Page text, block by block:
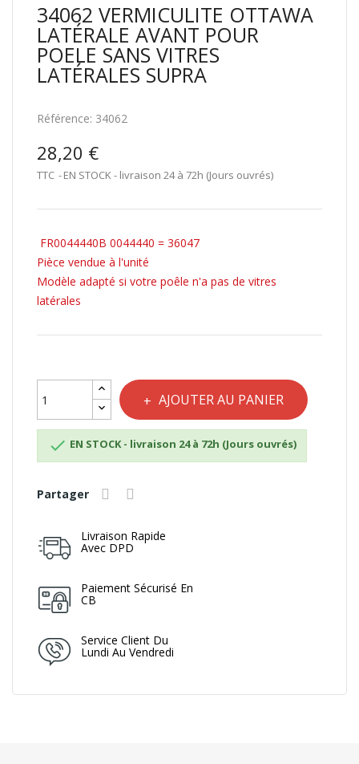
34062 VERMICULITE OTTAWA
LATÉRALE AVANT POUR
POELE SANS VITRES
LATÉRALES SUPRA
Référence: 34062
28,20 €
TTC EN STOCK - livraison 24 à 72h (Jours ouvrés)
FR0044440B 0044440 = 36047
Pièce vendue à l'unité
Modèle adapté si votre poêle n'a pas de vitres
latérales
AJOUTER AU PANIER
 EN STOCK - livraison 24 à 72h (Jours ouvrés)
Partager
Livraison Rapide
Avec DPD
Paiement Sécurisé En
CB
Service Client Du
Lundi Au Vendredi